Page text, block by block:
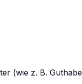
(wie z. B.